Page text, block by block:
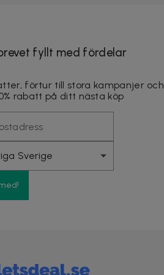
fyllt med fördelar
förtur till stora kampanjer och
rabatt på ditt nästa köp